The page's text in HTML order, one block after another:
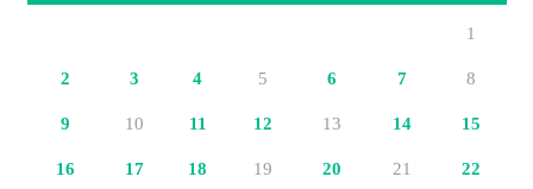
1
2 3 4 5 6 7 8
9 10 11 12 13 14 15
16 17 18 19 20 21 22